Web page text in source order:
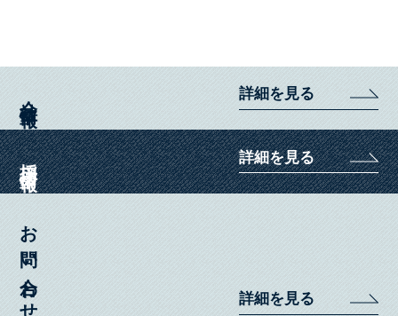
詳細を見る
採用情報 詳細を見る
お問い合わせ 詳細を見る